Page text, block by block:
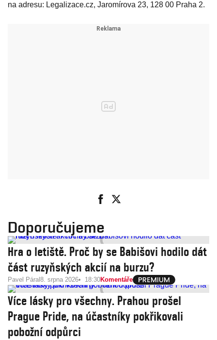
na adresu: Legalizace.cz, Jaromírova 23, 128 00 Praha 2.
Doporučujeme
Hra o letiště. Proč by se Babišovi hodilo dát
část ruzyňských akcií na burzu?
Pavel Páral 8. srpna 2026 18:30Komentáře
Více lásky pro všechny. Prahou prošel
Prague Pride, na účastníky pokřikovali
pobožní odpůrci